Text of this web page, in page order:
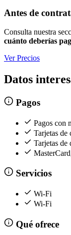
Antes de
Consulta nuestra
cuánto deberías
Ver Precios
Datos
Pagos
Pagos con
Tarjetas de
Tarjetas de
Servicios
Wi-Fi
Wi-Fi
Qué ofrece